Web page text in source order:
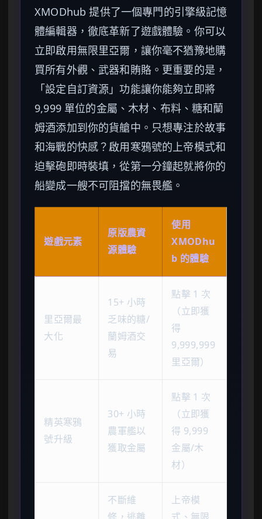
XMODhub 提供了一個專門的引擎級記憶
體編輯器，徹底革新了遊戲體驗。你可以
立即啟用無限里亞爾，讓你毫不猶豫地購
買所有外觀、武器和賄賂。更重要的是，
「設定自訂資源」功能讓你能夠立即將
9,999 單位的金屬、木材、布料、糖和蘭
姆酒添加到你的貨艙中。只想專注於故事
和海戰的快感？啟用寒鴉號的上帝模式和
迫擊砲即時裝填，從第一分鐘起就將你的
船變成一艘不可阻擋的無畏艦。
遊戲元素
原版農資
源體驗
使用
XMODhu
b 的體驗
里亞爾最
大化
15+ 小時
乏味的糖/
蘭姆酒交
易
點擊 1 次
（立即獲
得
9,999,999
里亞爾）
精英寒鴉
號升級
30+ 小時
農軍艦以
獲取金屬
點擊 1 次
（立即獲
得 9,999
金屬/木
材）
不斷維
修，逃離
上帝模
式、無限